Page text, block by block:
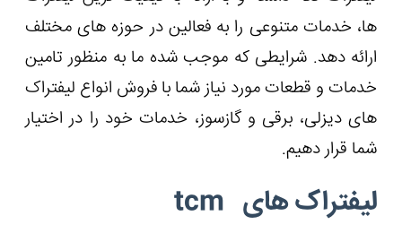
ها، خدمات متنوعی را به فعالین در حوزه های مختلف
ارائه دهد. شرایطی که موجب شده ما به منظور تامین
خدمات و قطعات مورد نیاز شما با فروش انواع لیفتراک
های دیزلی، برقی و گازسوز، خدمات خود را در اختیار
شما قرار دهیم.
لیفتراک های tcm